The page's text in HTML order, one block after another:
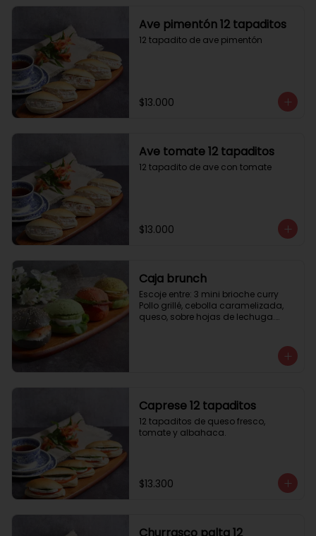
Ave pimentón 12 tapaditos
12 tapadito de ave pimentón
$13.000
Ave tomate 12 tapaditos
12 tapadito de ave con tomate
$13.000
Caja brunch
Escoje entre: 3 mini brioche curry
Pollo grillé, cebolla caramelizada,
queso, sobre hojas de lechuga.
hojas de rúcula
Caprese 12 tapaditos
12 tapaditos de queso fresco,
tomate y albahaca.
$13.300